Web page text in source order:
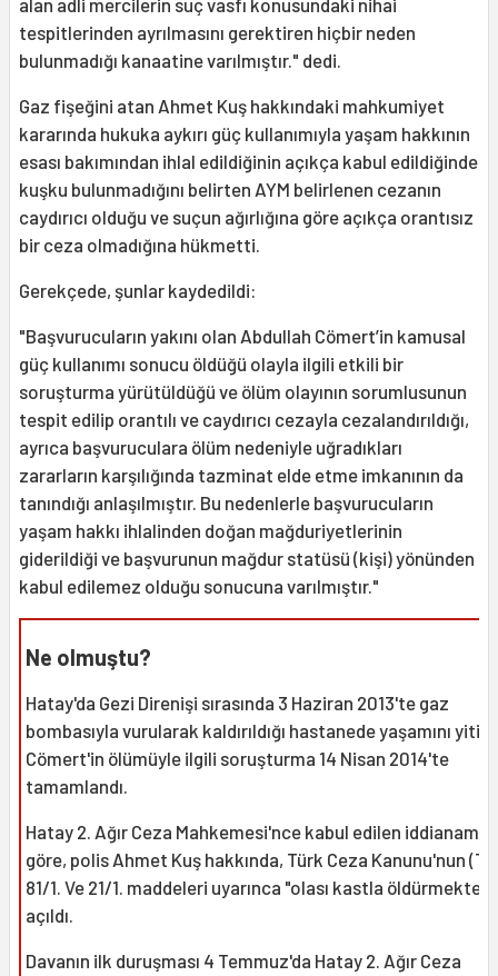
alan adli mercilerin suç vasfı konusundaki nihai
tespitlerinden ayrılmasını gerektiren hiçbir neden
bulunmadığı kanaatine varılmıştır." dedi.
Gaz fişeğini atan Ahmet Kuş hakkındaki mahkumiyet
kararında hukuka aykırı güç kullanımıyla yaşam hakkının
esası bakımından ihlal edildiğinin açıkça kabul edildiğinde
kuşku bulunmadığını belirten AYM belirlenen cezanın
caydırıcı olduğu ve suçun ağırlığına göre açıkça orantısız
bir ceza olmadığına hükmetti.
Gerekçede, şunlar kaydedildi:
"Başvurucuların yakını olan Abdullah Cömert’in kamusal
güç kullanımı sonucu öldüğü olayla ilgili etkili bir
soruşturma yürütüldüğü ve ölüm olayının sorumlusunun
tespit edilip orantılı ve caydırıcı cezayla cezalandırıldığı,
ayrıca başvuruculara ölüm nedeniyle uğradıkları
zararların karşılığında tazminat elde etme imkanının da
tanındığı anlaşılmıştır. Bu nedenlerle başvurucuların
yaşam hakkı ihlalinden doğan mağduriyetlerinin
giderildiği ve başvurunun mağdur statüsü (kişi) yönünden
kabul edilemez olduğu sonucuna varılmıştır."
Ne olmuştu?
Hatay'da Gezi Direnişi sırasında 3 Haziran 2013'te gaz
bombasıyla vurularak kaldırıldığı hastanede yaşamını
Cömert'in ölümüyle ilgili soruşturma 14 Nisan 2014'te
tamamlandı.
Hatay 2. Ağır Ceza Mahkemesi'nce kabul edilen
göre, polis Ahmet Kuş hakkında, Türk Ceza Kanunu'nun
81/1. Ve 21/1. maddeleri uyarınca "olası kastla
açıldı.
Davanın ilk duruşması 4 Temmuz'da Hatay 2. Ağır Ceza